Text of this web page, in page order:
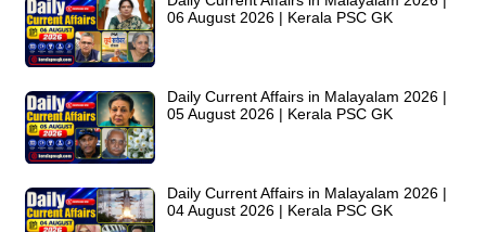
06 August 2026 | Kerala PSC GK
Daily Current Affairs in Malayalam 2026 |
05 August 2026 | Kerala PSC GK
Daily Current Affairs in Malayalam 2026 |
04 August 2026 | Kerala PSC GK